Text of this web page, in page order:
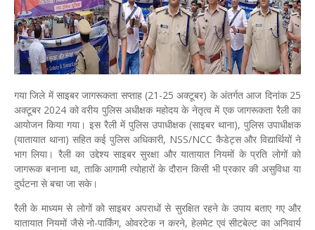
गया जिले में साइबर जागरूकता सप्ताह (21-25 अक्टूबर) के अंतर्गत आज दिनांक 25
अक्टूबर 2024 को वरीय पुलिस अधीक्षक महोदय के नेतृत्व में एक जागरूकता रैली का
आयोजन किया गया। इस रैली में पुलिस उपाधीक्षक (साइबर थाना), पुलिस उपाधीक्षक
(यातायात थाना) सहित कई पुलिस अधिकारी, NSS/NCC कैडेट्स और विद्यार्थियों ने
भाग लिया। रैली का उद्देश्य साइबर सुरक्षा और यातायात नियमों के प्रति लोगों को
जागरूक बनाना था, ताकि आगामी त्योहारों के दौरान किसी भी प्रकार की असुविधा या
दुर्घटना से बचा जा सके।
रैली के माध्यम से लोगों को साइबर अपराधों से सुरक्षित रहने के उपाय बताए गए और
यातायात नियमों जैसे नो-पार्किंग, ओवरटेक न करने, हेलमेट एवं सीटबेल्ट का अनिवार्य